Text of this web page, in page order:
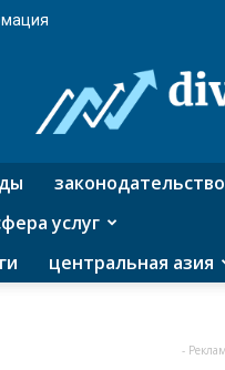
агентство
финансовых
законодательство
услуг
центральная азия
-